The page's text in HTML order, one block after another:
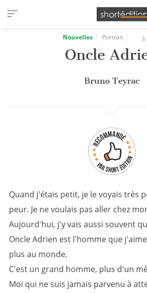
Panneau de gestion des cookies
Nouvelles Portrait 3
Oncle
Bruno Teyrac
Quand j'étais petit, je le voyais très
peur. Je ne voulais pas aller chez
Aujourd'hui, j'y vais aussi souvent
Oncle Adrien est l'homme que
plus au monde.
C'est un grand homme, plus d'un
Moi qui ne suis jamais parvenu à